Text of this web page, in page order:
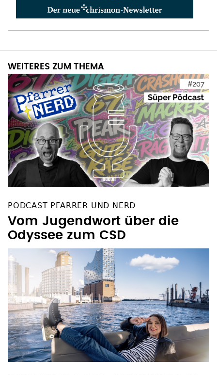
WEITERES ZUM THEMA
PODCAST PFARRER UND NERD
Vom Jugendwort über die
Odyssee zum CSD